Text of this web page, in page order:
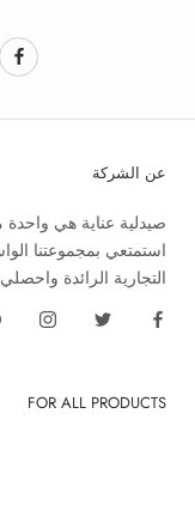
عن الشركة
صيدلية عناية هي
استمتعي بمجموعتنا
التجارية الرائدة واحصلي
FOR ALL PRODUCTS